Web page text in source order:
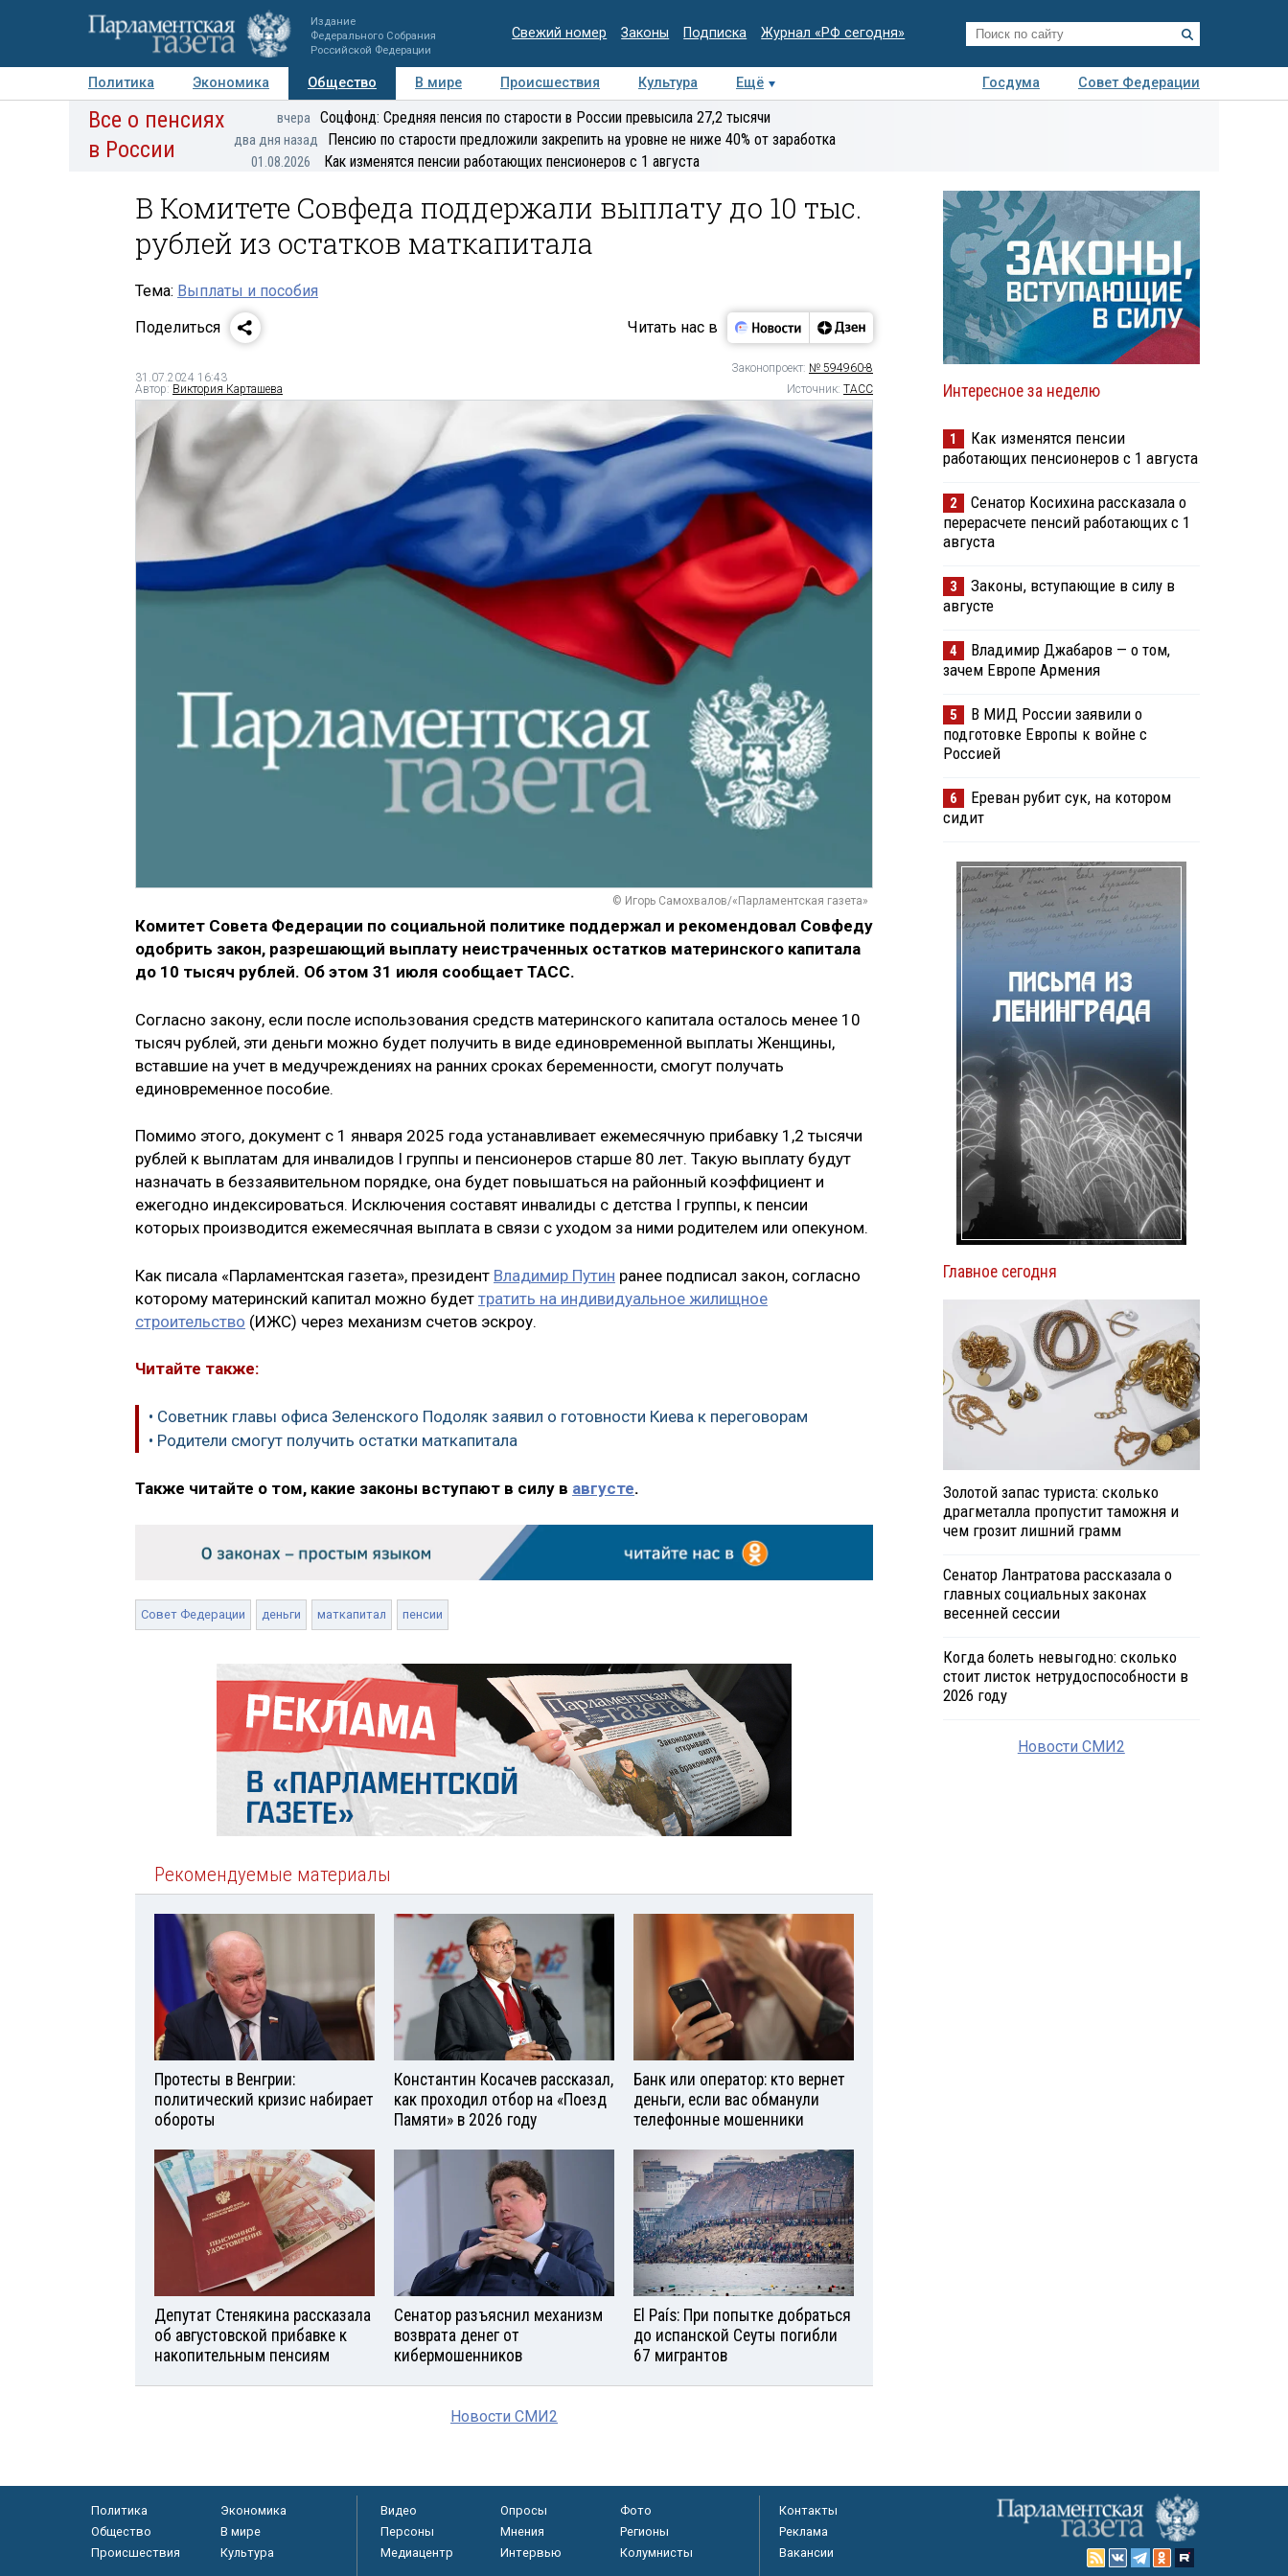
Издание
Федерального Собрания
Российской Федерации
Свежий номер Законы Подписка Журнал «РФ сегодня»
Политика Экономика Общество В мире Происшествия Культура Ещё Госдума
Совет Федерации
Авторы Персоны Мнения Регионы Медиацентр Интервью Колумнисты
экспертиза
Все о пенсиях
в России
вчера Соцфонд: Средняя пенсия по старости в России превысила 27,2 тысячи
два дня назад Пенсию по старости предложили закрепить на уровне не ниже 40% от заработка
01.08.2026 Как изменятся пенсии работающих пенсионеров с 1 августа
В Комитете Совфеда поддержали выплату до 10 тыс.
рублей из остатков маткапитала
Тема: Выплаты и пособия
Поделиться
Читать нас в
31.07.2024 16:43
Автор: Виктория Карташева
Законопроект: № 594960-8
Источник: ТАСС
© Игорь Самохвалов/«Парламентская газета»
Комитет Совета Федерации по социальной политике поддержал и рекомендовал Совфеду
одобрить закон, разрешающий выплату неистраченных остатков материнского капитала
до 10 тысяч рублей. Об этом 31 июля сообщает ТАСС.
Согласно закону, если после использования средств материнского капитала осталось менее 10
тысяч рублей, эти деньги можно будет получить в виде единовременной выплаты Женщины,
вставшие на учет в медучреждениях на ранних сроках беременности, смогут получать
единовременное пособие.
Помимо этого, документ с 1 января 2025 года устанавливает ежемесячную прибавку 1,2 тысячи
рублей к выплатам для инвалидов I группы и пенсионеров старше 80 лет. Такую выплату будут
назначать в беззаявительном порядке, она будет повышаться на районный коэффициент и
ежегодно индексироваться. Исключения составят инвалиды с детства I группы, к пенсии
которых производится ежемесячная выплата в связи с уходом за ними родителем или опекуном.
Как писала «Парламентская газета», президент Владимир Путин ранее подписал закон, согласно
которому материнский капитал можно будет тратить на индивидуальное жилищное
строительство (ИЖС) через механизм счетов эскроу.
Читайте также:
• Советник главы офиса Зеленского Подоляк заявил о готовности Киева к переговорам
• Родители смогут получить остатки маткапитала
Также читайте о том, какие законы вступают в силу в августе.
Совет Федерации деньги маткапитал пенсии
Рекомендуемые материалы
Протесты в Венгрии:
политический кризис набирает
обороты
Константин Косачев рассказал,
как проходил отбор на «Поезд
Памяти» в 2026 году
Банк или оператор: кто вернет
деньги, если вас обманули
телефонные мошенники
Депутат Стенякина рассказала
об августовской прибавке к
накопительным пенсиям
Сенатор разъяснил механизм
возврата денег от
кибермошенников
El País: При попытке добраться
до испанской Сеуты погибли
67 мигрантов
Новости СМИ2
Интересное за неделю
1
Как изменятся пенсии
работающих пенсионеров с 1 августа
2
Сенатор Косихина рассказала о
перерасчете пенсий работающих с 1
августа
3
Законы, вступающие в силу в
августе
4
Владимир Джабаров — о том,
зачем Европе Армения
5
В МИД России заявили о
подготовке Европы к войне с
Россией
6
Ереван рубит сук, на котором
сидит
Главное сегодня
Золотой запас туриста: сколько
драгметалла пропустит таможня и
чем грозит лишний грамм
Сенатор Лантратова рассказала о
главных социальных законах
весенней сессии
Когда болеть невыгодно: сколько
стоит листок нетрудоспособности в
2026 году
Новости СМИ2
Политика
Экономика
Общество
В мире
Происшествия
Культура
Видео Опросы
Фото
Персоны
Мнения
Регионы
Медиацентр
Интервью Колумнисты
Контакты
Реклама
Вакансии